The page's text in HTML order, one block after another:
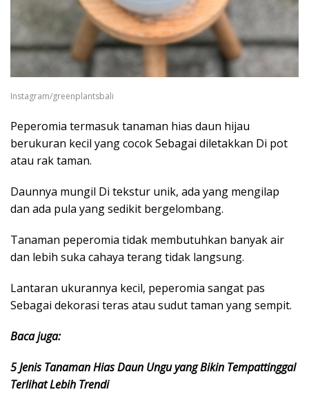
Instagram/greenplantsbali
Peperomia termasuk tanaman hias daun hijau
berukuran kecil yang cocok Sebagai diletakkan Di pot
atau rak taman.
Daunnya mungil Di tekstur unik, ada yang mengilap
dan ada pula yang sedikit bergelombang.
Tanaman peperomia tidak membutuhkan banyak air
dan lebih suka cahaya terang tidak langsung.
Lantaran ukurannya kecil, peperomia sangat pas
Sebagai dekorasi teras atau sudut taman yang sempit.
Baca juga:
5 Jenis Tanaman Hias Daun Ungu yang Bikin Tempattinggal
Terlihat Lebih Trendi